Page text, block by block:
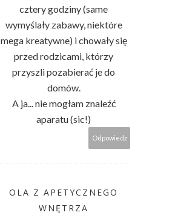
cztery godziny (same
wymyślały zabawy, niektóre
mega kreatywne) i chowały się
przed rodzicami, którzy
przyszli pozabierać je do
domów.
A ja... nie mogłam znaleźć
aparatu (sic!)
Odpowiedz
OLA Z APETYCZNEGO
WNĘTRZA